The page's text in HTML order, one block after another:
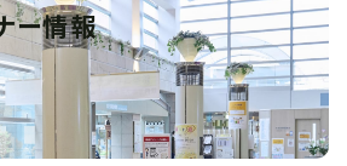
ー情報